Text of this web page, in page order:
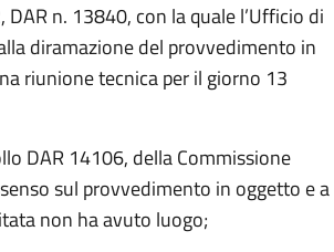
n. 13840, con la quale l’Ufficio di
diramazione del provvedimento in
riunione tecnica per il giorno 13
DAR 14106, della Commissione
sul provvedimento in oggetto e a
non ha avuto luogo;